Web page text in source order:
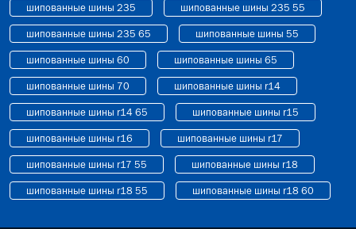
шипованные шины 235 шипованные шины 235 55
шипованные шины 235 65 шипованные шины 55
шипованные шины 60 шипованные шины 65
шипованные шины 70 шипованные шины r14
шипованные шины r14 65 шипованные шины r15
шипованные шины r16 шипованные шины r17
шипованные шины r17 55 шипованные шины r18
шипованные шины r18 55 шипованные шины r18 60